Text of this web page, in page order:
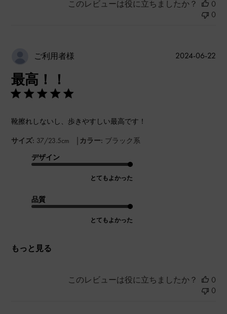
このレビューは役に立ちましたか？
0
0
ご利用者様
最高！！
靴擦れしないし、歩きやすしい最高です！
サイズ: 37/23.5cm | カラー: ブラック系
デザイン
とてもよかった
品質
とてもよかった
もっと見る
公
2024-06-22
このレビューは役に立ちましたか？
0
0